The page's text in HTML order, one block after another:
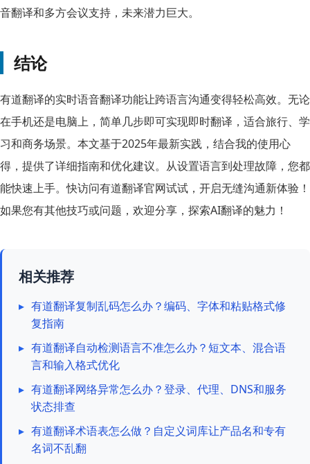
音翻译和多方会议支持，未来潜力巨大。
结论
有道翻译的实时语音翻译功能让跨语言沟通变得轻松高效。无论
在手机还是电脑上，简单几步即可实现即时翻译，适合旅行、学
习和商务场景。本文基于2025年最新实践，结合我的使用心
得，提供了详细指南和优化建议。从设置语言到处理故障，您都
能快速上手。快访问有道翻译官网试试，开启无缝沟通新体验！
如果您有其他技巧或问题，欢迎分享，探索AI翻译的魅力！
相关推荐
▸ 有道翻译复制乱码怎么办？编码、字体和粘贴格式修
复指南
▸ 有道翻译自动检测语言不准怎么办？短文本、混合语
言和输入格式优化
▸ 有道翻译网络异常怎么办？登录、代理、DNS和服务
状态排查
▸ 有道翻译术语表怎么做？自定义词库让产品名和专有
名词不乱翻